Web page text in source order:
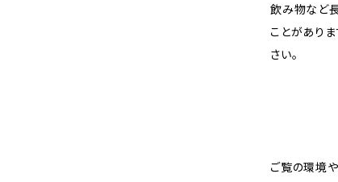
飲み物など
ことがあり
さい。
ご覧の環境